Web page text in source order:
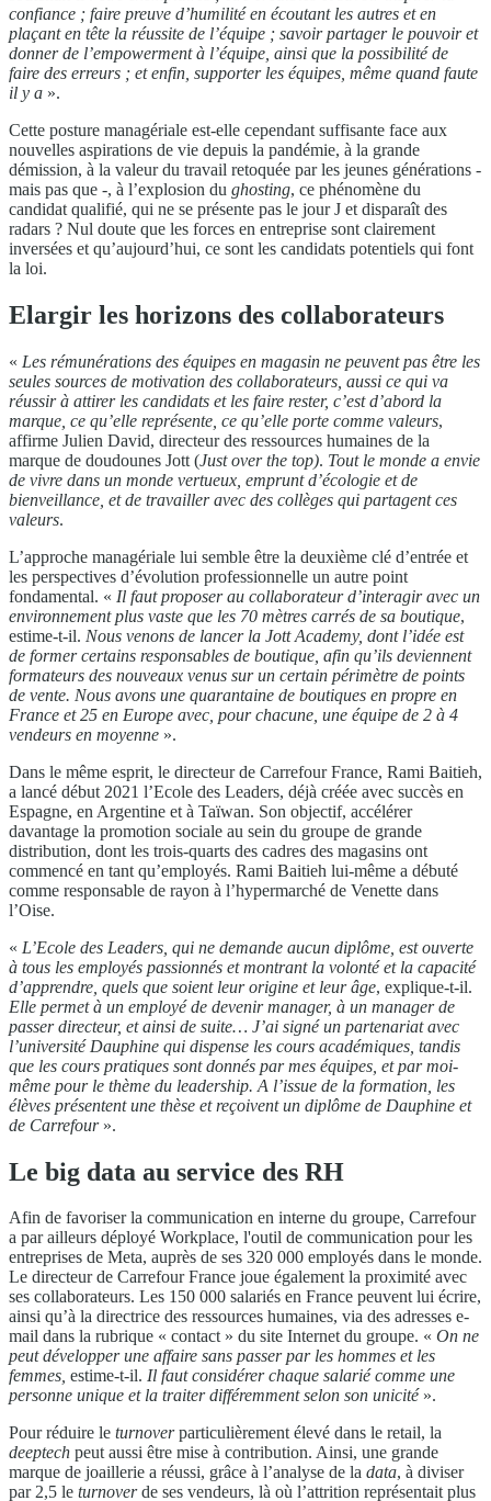
confiance ; faire preuve d’humilité en écoutant les autres et en
plaçant en tête la réussite de l’équipe ; savoir partager le pouvoir et
donner de l’empowerment à l’équipe, ainsi que la possibilité de
faire des erreurs ; et enfin, supporter les équipes, même quand faute
il y a ».
Cette posture managériale est-elle cependant suffisante face aux
nouvelles aspirations de vie depuis la pandémie, à la grande
démission, à la valeur du travail retoquée par les jeunes générations -
mais pas que -, à l’explosion du ghosting, ce phénomène du
candidat qualifié, qui ne se présente pas le jour J et disparaît des
radars ? Nul doute que les forces en entreprise sont clairement
inversées et qu’aujourd’hui, ce sont les candidats potentiels qui font
la loi.
Elargir les horizons des collaborateurs
« Les rémunérations des équipes en magasin ne peuvent pas être les
seules sources de motivation des collaborateurs, aussi ce qui va
réussir à attirer les candidats et les faire rester, c’est d’abord la
marque, ce qu’elle représente, ce qu’elle porte comme valeurs,
affirme Julien David, directeur des ressources humaines de la
marque de doudounes Jott (Just over the top). Tout le monde a envie
de vivre dans un monde vertueux, emprunt d’écologie et de
bienveillance, et de travailler avec des collèges qui partagent ces
valeurs.
L’approche managériale lui semble être la deuxième clé d’entrée et
les perspectives d’évolution professionnelle un autre point
fondamental. « Il faut proposer au collaborateur d’interagir avec un
environnement plus vaste que les 70 mètres carrés de sa boutique,
estime-t-il. Nous venons de lancer la Jott Academy, dont l’idée est
de former certains responsables de boutique, afin qu’ils deviennent
formateurs des nouveaux venus sur un certain périmètre de points
de vente. Nous avons une quarantaine de boutiques en propre en
France et 25 en Europe avec, pour chacune, une équipe de 2 à 4
vendeurs en moyenne ».
Dans le même esprit, le directeur de Carrefour France, Rami Baitieh,
a lancé début 2021 l’Ecole des Leaders, déjà créée avec succès en
Espagne, en Argentine et à Taïwan. Son objectif, accélérer
davantage la promotion sociale au sein du groupe de grande
distribution, dont les trois-quarts des cadres des magasins ont
commencé en tant qu’employés. Rami Baitieh lui-même a débuté
comme responsable de rayon à l’hypermarché de Venette dans
l’Oise.
« L’Ecole des Leaders, qui ne demande aucun diplôme, est ouverte
à tous les employés passionnés et montrant la volonté et la capacité
d’apprendre, quels que soient leur origine et leur âge, explique-t-il.
Elle permet à un employé de devenir manager, à un manager de
passer directeur, et ainsi de suite… J’ai signé un partenariat avec
l’université Dauphine qui dispense les cours académiques, tandis
que les cours pratiques sont donnés par mes équipes, et par moi-
même pour le thème du leadership. A l’issue de la formation, les
élèves présentent une thèse et reçoivent un diplôme de Dauphine et
de Carrefour ».
Le big data au service des RH
Afin de favoriser la communication en interne du groupe, Carrefour
a par ailleurs déployé Workplace, l'outil de communication pour les
entreprises de Meta, auprès de ses 320 000 employés dans le monde.
Le directeur de Carrefour France joue également la proximité avec
ses collaborateurs. Les 150 000 salariés en France peuvent lui écrire,
ainsi qu’à la directrice des ressources humaines, via des adresses e-
mail dans la rubrique « contact » du site Internet du groupe. « On ne
peut développer une affaire sans passer par les hommes et les
femmes, estime-t-il. Il faut considérer chaque salarié comme une
personne unique et la traiter différemment selon son unicité».
Pour réduire le turnoverparticulièrement élevé dans le retail, la
deeptech peut aussi être mise à contribution. Ainsi, une grande
marque de joaillerie a réussi, grâce à l’analyse de la data, à diviser
par 2,5 le turnoverde ses vendeurs, là où l’attrition représentait plus